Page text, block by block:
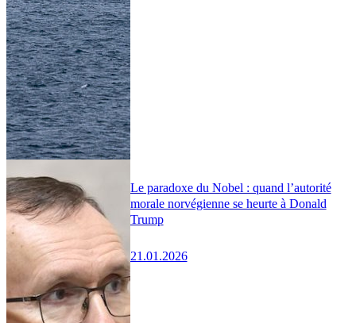
Le paradoxe du Nobel : quand l’autorité
morale norvégienne se heurte à Donald
Trump
21.01.2026